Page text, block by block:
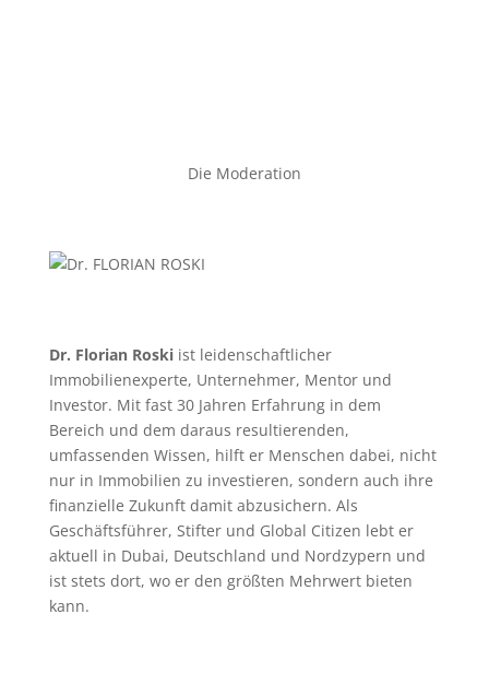
Die Moderation
Dr. Florian Roskiist leidenschaftlicher
Immobilienexperte, Unternehmer, Mentor und
Investor. Mit fast 30 Jahren Erfahrung in dem
Bereich und dem daraus resultierenden,
umfassenden Wissen, hilft er Menschen dabei, nicht
nur in Immobilien zu investieren, sondern auch ihre
finanzielle Zukunft damit abzusichern. Als
Geschäftsführer, Stifter und Global Citizen lebt er
aktuell in Dubai, Deutschland und Nordzypern und
ist stets dort, wo er den größten Mehrwert bieten
kann.